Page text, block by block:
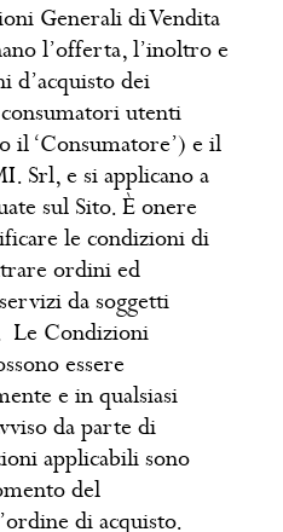
Generali di Vendita
l’offerta, l’inoltro e
d’acquisto dei
utenti
il ‘Consumatore’) e il
Srl, e si applicano a
sul Sito. È onere
le condizioni di
ordini ed
da soggetti
Le Condizioni
essere
e in qualsiasi
da parte di
applicabili sono
del
di acquisto.